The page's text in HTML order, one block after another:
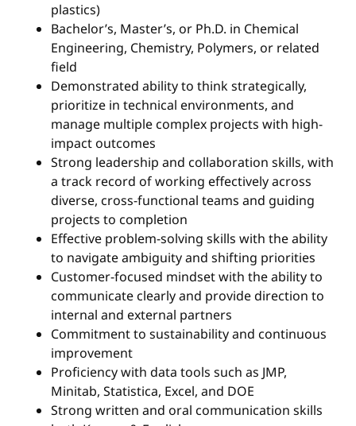
plastics)
Bachelor’s, Master’s, or Ph.D. in Chemical
Engineering, Chemistry, Polymers, or related
field
Demonstrated ability to think strategically,
prioritize in technical environments, and
manage multiple complex projects with high-
impact outcomes
Strong leadership and collaboration skills, with
a track record of working effectively across
diverse, cross-functional teams and guiding
projects to completion
Effective problem-solving skills with the ability
to navigate ambiguity and shifting priorities
Customer-focused mindset with the ability to
communicate clearly and provide direction to
internal and external partners
Commitment to sustainability and continuous
improvement
Proficiency with data tools such as JMP,
Minitab, Statistica, Excel, and DOE
Strong written and oral communication skills